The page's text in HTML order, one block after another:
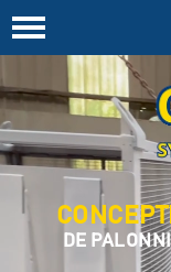
DE